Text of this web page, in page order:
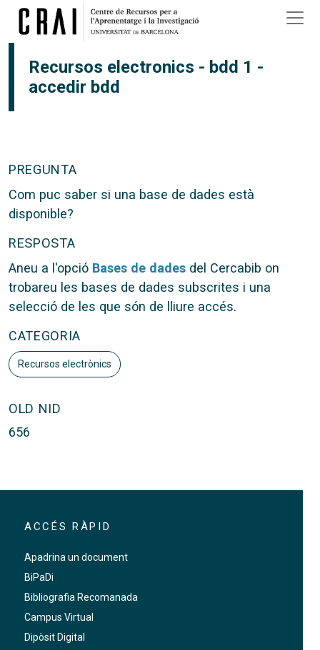
Vés al contingut
Recursos electronics - bdd 1 -
accedir bdd
PREGUNTA
Com puc saber si una base de dades està
disponible?
RESPOSTA
Aneu a l'opció Bases de dades del Cercabib on
trobareu les bases de dades subscrites i una
selecció de les que són de lliure accés.
CATEGORIA
Recursos electrònics
OLD NID
656
ACCÉS RÀPID
Apadrina un document
BiPaDi
Bibliografia Recomanada
Campus Virtual
Dipòsit Digital